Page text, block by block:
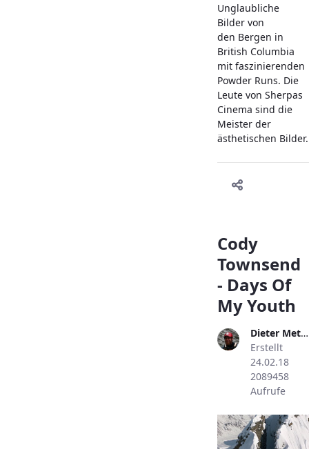
Unglaubliche
Bilder von
den Bergen in
British Columbia
mit faszinierenden
Powder Runs. Die
Leute von Sherpas
Cinema sind die
Meister der
ästhetischen Bilder.
Cody
Townsend
- Days Of
My Youth
Dieter Metzler
Erstellt
24.02.18
2089458
Aufrufe